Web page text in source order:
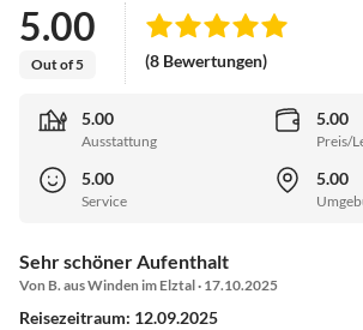
5.00
Out of 5 (8 Bewertungen)
5.00
Ausstattung
5.00
Preis/
5.00
Service
5.00
Sehr schöner Aufenthalt
Von B. aus Winden im Elztal · 17.10.2025
Reisezeitraum: 12.09.2025